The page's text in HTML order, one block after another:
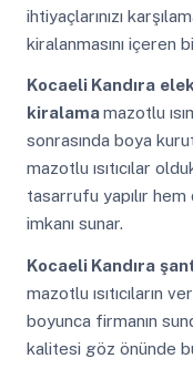
ihtiyaçlarınızı
kiralanmasını içeren
Kocaeli Kandıra
kiralamamazotlu
sonrasında boya
mazotlu ısıtıcılar
tasarrufu yapılır
imkanı sunar.
Kocaeli Kandıra
mazotlu ısıtıcıların
boyunca firmanın
kalitesi göz önünde